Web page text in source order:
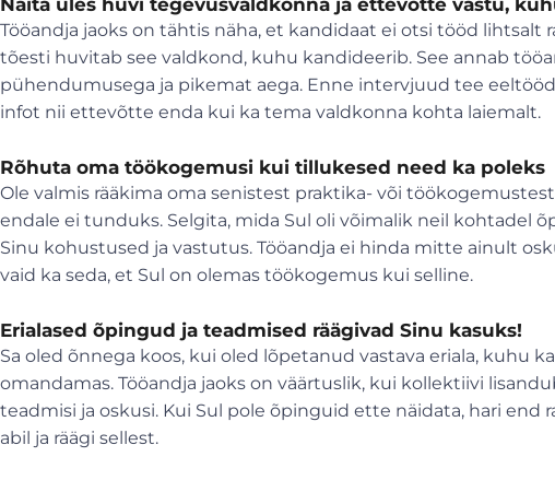
Tööandja jaoks on tähtis näha, et kandidaat ei otsi tööd lihtsalt
tõesti huvitab see valdkond, kuhu kandideerib. See annab
pühendumusega ja pikemat aega. Enne intervjuud tee
infot nii ettevõtte enda kui ka tema valdkonna kohta laiemalt.
Rõhuta oma töökogemusi kui tillukesed need ka poleks
Ole valmis rääkima oma senistest praktika- või
endale ei tunduks. Selgita, mida Sul oli võimalik neil kohtadel
Sinu kohustused ja vastutus. Tööandja ei hinda mitte ainult
vaid ka seda, et Sul on olemas töökogemus kui selline.
Erialased õpingud ja teadmised räägivad Sinu kasuks!
Sa oled õnnega koos, kui oled lõpetanud vastava eriala, kuhu
omandamas. Tööandja jaoks on väärtuslik, kui kollektiivi
teadmisi ja oskusi. Kui Sul pole õpinguid ette näidata, hari end
abil ja räägi sellest.